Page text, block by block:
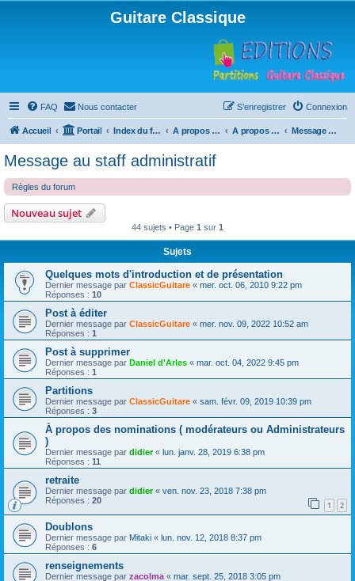
Guitare Classique
FAQ Nous contacter Connexion
S’enregistrer
Accueil Portail Index du forum A propos du forum A propos du forum Message au staff administratif
Message au staff administratif
Règles du forum
Nouveau sujet
44 sujets • Page 1 sur 1
Sujets
Quelques mots d'introduction et de présentation
Dernier message par ClassicGuitare « mer. oct. 06, 2010 9:22 pm
Réponses : 10
Post à éditer
Dernier message par ClassicGuitare « mer. nov. 09, 2022 10:52 am
Réponses : 1
Post à supprimer
Dernier message par Daniel d'Arles « mar. oct. 04, 2022 9:45 pm
Réponses : 1
Partitions
Dernier message par ClassicGuitare « sam. févr. 09, 2019 10:39 pm
Réponses : 3
À propos des nominations ( modérateurs ou Administrateurs
)
Dernier message par didier« lun. janv. 28, 2019 6:38 pm
Réponses : 11
retraite
Dernier message par didier« ven. nov. 23, 2018 7:38 pm
Réponses : 20 1 2
Doublons
Dernier message par Mitaki « lun. nov. 12, 2018 8:37 pm
Réponses : 6
renseignements
Dernier message par zacolma « mar. sept. 25, 2018 3:05 pm